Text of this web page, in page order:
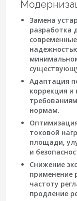
Замена
разработка
Адаптация
коррекция и
нормам.
токовой
площади,
и
Снижение
применение
частоту
продление